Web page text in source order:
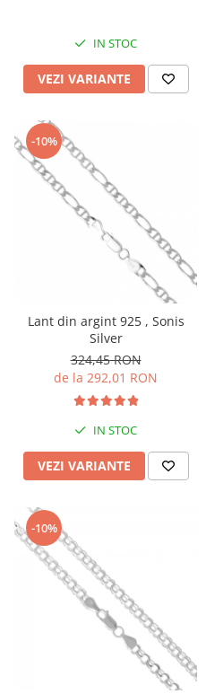
IN STOC
VEZI VARIANTE
-10%
Lant din argint 925 , Sonis
Silver
324,45 RON
de la 292,01 RON
IN STOC
VEZI VARIANTE
-10%